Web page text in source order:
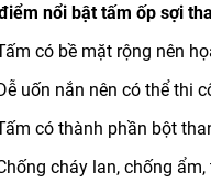
nổi bật tấm ốp sợi
có bề mặt rộng nên
uốn nắn nên có thể thi
có thành phần bột
cháy lan, chống